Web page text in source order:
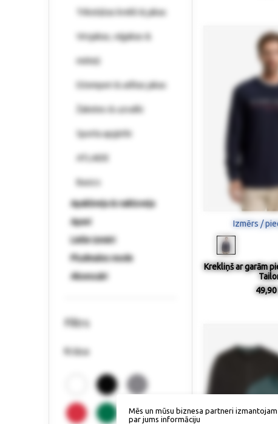
Trikotāžas krekli & jakas
Virsjakas, vējjakas &
mēteļi
Džemperi & adītas jakas
Žaketes & uzvalki
Sporta apģērbi
ATLAIDE
Basics
Apakšveļa & naktsveļa
Apavi
Lielie izmēri
Pludmales mode
Aksesuāri
Filtrs
Krāsa
Izmērs /
Krekliņš ar garām
Mēs un mūsu biznesa partneri
par jums informāciju